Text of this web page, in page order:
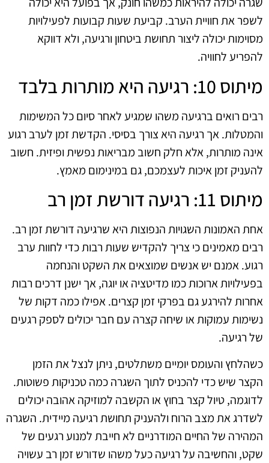
לשפר את חוויית הערב. קביעת שעות קבועות לפעילויות
מסוימות יכולה ליצור תחושת ביטחון ורגיעה, ולא דווקא
להפריע לחוויה.
מיתוס 10: רגיעה היא מותרות בלבד
רבים רואים ברגיעה משהו שמגיע לאחר סיום כל המשימות
והמטלות. אך רגיעה היא צורך בסיסי. הקדשת זמן לערב רגוע
אינה מותרות, אלא חלק חשוב מבריאות נפשית ופיזית. חשוב
להעניק זמן איכות לעצמכם, גם במינימום מאמץ.
מיתוס 11: רגיעה דורשת זמן רב
אחת האמונות השגויות הנפוצות היא שרגיעה דורשת זמן רב.
רבים מאמינים כי צריך להקדיש שעות רבות כדי לחוות ערב
רגוע. אמנם יש אנשים שמוצאים את השקט והנחמה
בפעילויות ארוכות כמו מדיטציה או יוגה, אך ישנן דרכים רבות
אחרות להירגע גם בפרקי זמן קצרים. אפילו כמה דקות של
נשימות עמוקות או שיחה קצרה עם חבר יכולים לספק רגעים
של רגיעה.
כשהלחץ והעומס יומיים משתלטים, ניתן לנצל את הזמן
הקצר שיש כדי להכניס לתוך השגרה כמה טכניקות פשוטות.
לדוגמה, טיול קצר בחוץ או הקשבה למוזיקה אהובה יכולים
לשדרג את מצב הרוח ולהעניק תחושת רגיעה מיידית. השגרה
המהירה של החיים המודרניים לא חייבת למנוע רגעים של
שקט, והחשיבה על רגיעה כעל משהו שדורש זמן רב עשויה